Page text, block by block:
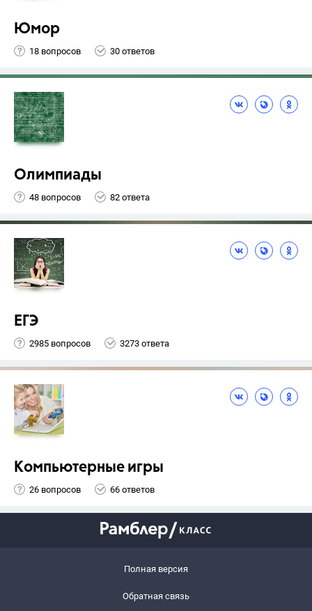
Юмор
18 вопросов 30 ответов
Олимпиады
48 вопросов 82 ответа
ЕГЭ
2985 вопросов 3273 ответа
Компьютерные игры
26 вопросов 66 ответов
Полная версия
Обратная связь